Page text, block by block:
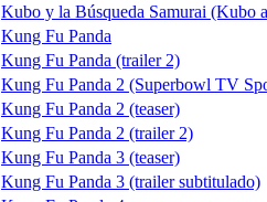
Kubo y la Búsqueda Samurai (Kubo
Kung Fu Panda
Kung Fu Panda (trailer 2)
Kung Fu Panda 2 (Superbowl TV
Kung Fu Panda 2 (teaser)
Kung Fu Panda 2 (trailer 2)
Kung Fu Panda 3 (teaser)
Kung Fu Panda 3 (trailer subtitulado)